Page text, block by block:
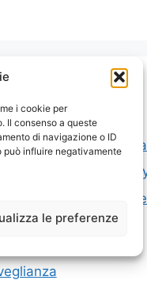
i cookie per
Il consenso a queste
di navigazione o ID
può influire negativamente
le preferenze